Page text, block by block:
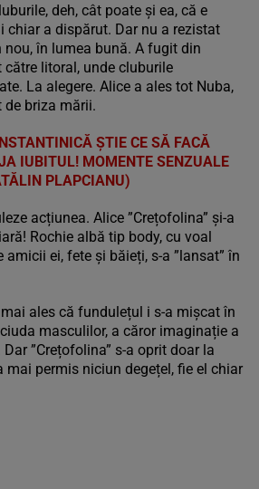
deh, cât poate și ea, că e
chiar a dispărut. Dar nu a rezistat
în lumea bună. A fugit din
către litoral, unde cluburile
La alegere. Alice a ales tot Nuba,
de briza mării.
ȘTIE CE SĂ FACĂ
IUBITUL! MOMENTE SENZUALE
PLAPCIANU)
acțiunea. Alice ”Crețofolina” și-a
Rochie albă tip body, cu voal
ei, fete și băieți, s-a ”lansat” în
ales că fundulețul i s-a mișcat în
masculilor, a căror imaginație a
”Crețofolina” s-a oprit doar la
mai permis niciun degețel, fie el chiar